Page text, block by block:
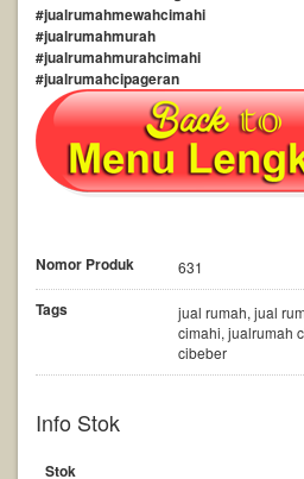
#jualrumahmewahcimahi
#jualrumahmurah
#jualrumahmurahcimahi
#jualrumahcipageran
Nomor Produk 631
Tags
jual rumah, jual
cimahi, jualrumah
cibeber
Info Stok
Stok